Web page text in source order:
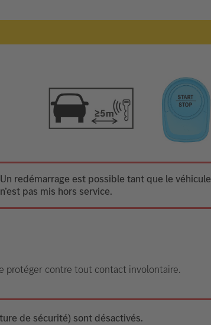
Un redémarrage est possible tant que le véhicule
n’est pas mis hors service.
protéger contre tout contact involontaire.
de sécurité) sont désactivés.